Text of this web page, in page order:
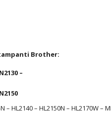
Brother:
–
– HL2140 – HL2150N – HL2170W –